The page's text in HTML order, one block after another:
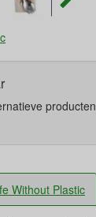
producten
Without Plastic